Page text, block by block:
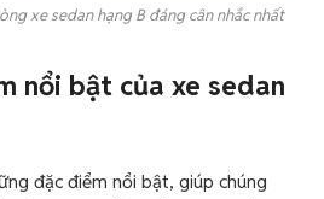
xe sedan hạng B đáng cân nhắc nhất
nổi bật của xe sedan
đặc điểm nổi bật, giúp chúng